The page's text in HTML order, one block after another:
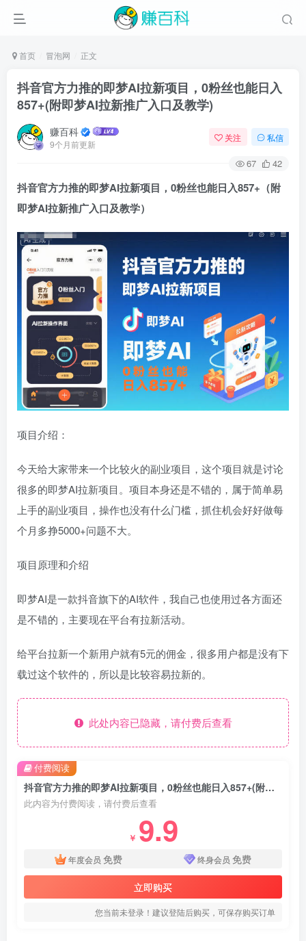
首页 冒泡网 正文
抖音官方力推的即梦AI拉新项目，0粉丝也能日入
857+(附即梦AI拉新推广入口及教学)
赚百科
9个月前更新
关注 私信
67 42
抖音官方力推的即梦AI拉新项目，0粉丝也能日入857+（附
即梦AI拉新推广入口及教学）
项目介绍：
今天给大家带来一个比较火的副业项目，这个项目就是讨论
很多的即梦AI拉新项目。项目本身还是不错的，属于简单易
上手的副业项目，操作也没有什么门槛，抓住机会好好做每
个月多挣5000+问题不大。
项目原理和介绍
即梦AI是一款抖音旗下的AI软件，我自己也使用过各方面还
是不错的，主要现在平台有拉新活动。
给平台拉新一个新用户就有5元的佣金，很多用户都是没有下
载过这个软件的，所以是比较容易拉新的。
此处内容已隐藏，请付费后查看
抖音官方力推的即梦AI拉新项目，0粉丝也能日入857+(附即梦AI拉新推广入口及教学)
此内容为付费阅读，请付费后查看
￥ 9.9
年度会员 免费 终身会员 免费
立即购买
您当前未登录！建议登陆后购买，可保存购买订单
付费阅读